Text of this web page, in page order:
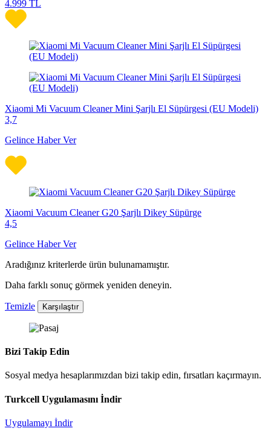
4.999 TL
Xiaomi Mi Vacuum Cleaner Mini Şarjlı El Süpürgesi (EU Modeli)
3,7
Gelince Haber Ver
Xiaomi Vacuum Cleaner G20 Şarjlı Dikey Süpürge
4,5
Gelince Haber Ver
Aradığınız kriterlerde ürün bulunamamıştır.
Daha farklı sonuç görmek yeniden deneyin.
Temizle Karşılaştır
Bizi Takip Edin
Sosyal medya hesaplarımızdan bizi takip edin, fırsatları kaçırmayın.
Turkcell Uygulamasını İndir
Uygulamayı İndir